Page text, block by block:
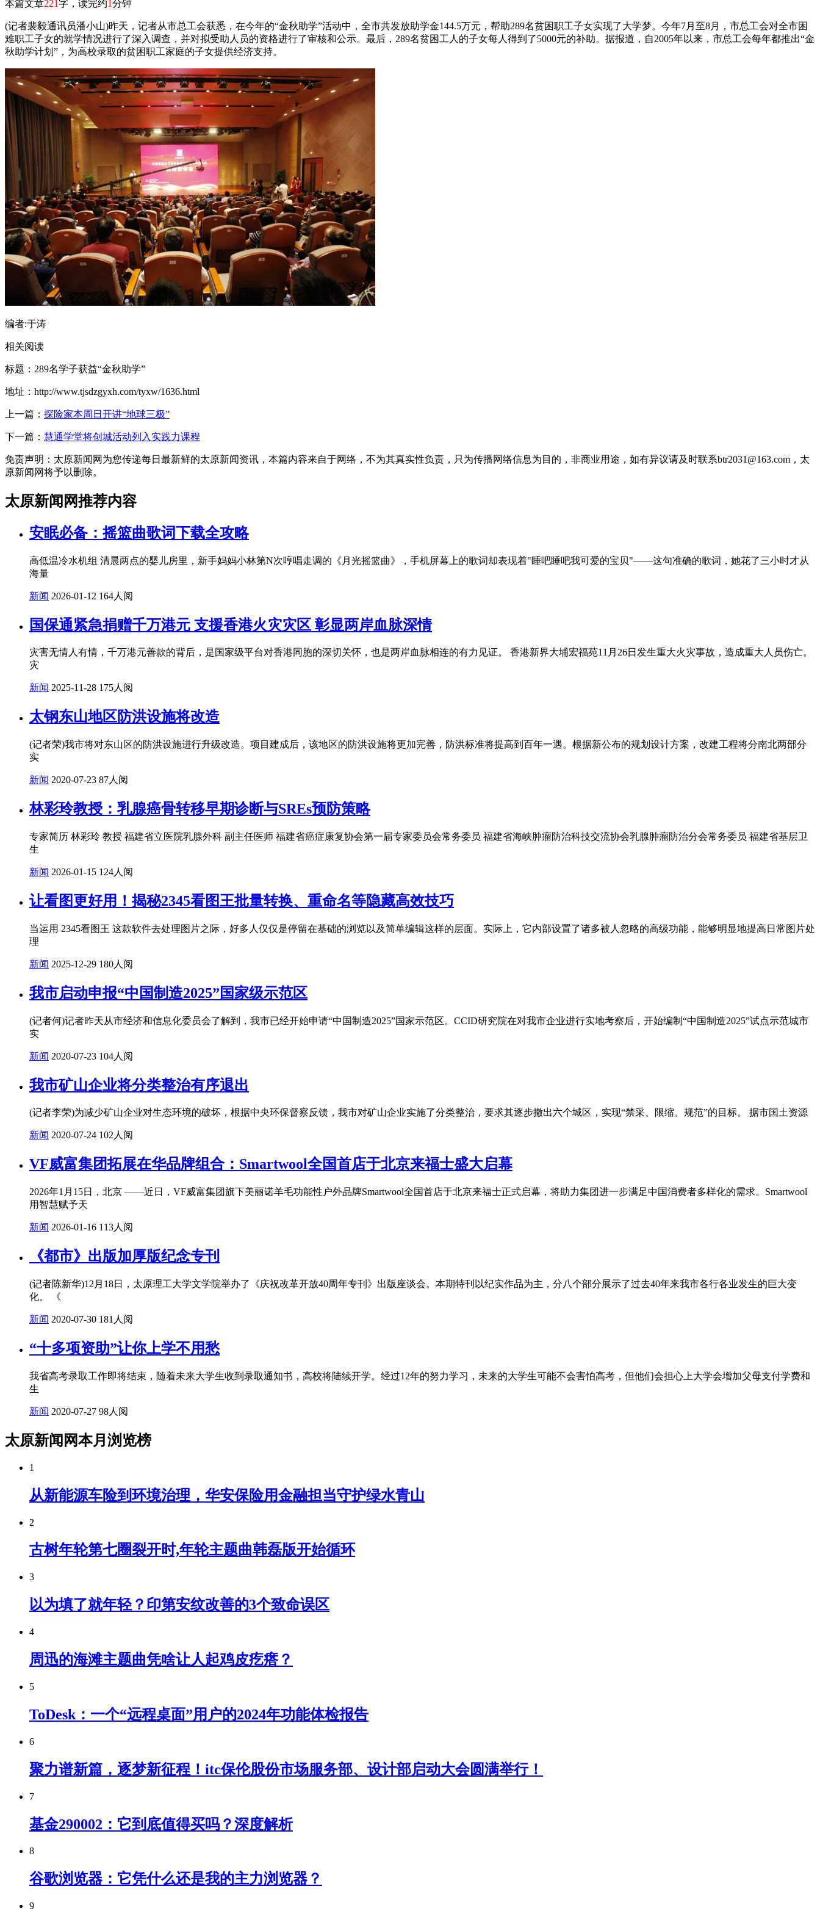
本篇文章221字，读完约1分钟
(记者裴毅通讯员潘小山)昨天，记者从市总工会获悉，在今年的“金秋助学”活动中，全市共发放助学金144.5万元，帮助289名贫困职工子女实现了大学梦。今年7月至8月，市总工会对全市困
难职工子女的就学情况进行了深入调查，并对拟受助人员的资格进行了审核和公示。最后，289名贫困工人的子女每人得到了5000元的补助。据报道，自2005年以来，市总工会每年都推出“金
秋助学计划”，为高校录取的贫困职工家庭的子女提供经济支持。
编者:于涛
相关阅读
标题：289名学子获益“金秋助学”
地址：http://www.tjsdzgyxh.com/tyxw/1636.html
上一篇： 探险家本周日开讲“地球三极”
下一篇： 慧通学堂将创城活动列入实践力课程
免责声明：太原新闻网为您传递每日最新鲜的太原新闻资讯，本篇内容来自于网络，不为其真实性负责，只为传播网络信息为目的，非商业用途，如有异议请及时联系btr2031@163.com，太
原新闻网将予以删除。
太原新闻网推荐内容
安眠必备：摇篮曲歌词下载全攻略
高低温冷水机组 清晨两点的婴儿房里，新手妈妈小林第N次哼唱走调的《月光摇篮曲》，手机屏幕上的歌词却表现着"睡吧睡吧我可爱的宝贝"——这句准确的歌词，她花了三小时才从
海量
新闻 2026-01-12 164人阅
国保通紧急捐赠千万港元 支援香港火灾灾区 彰显两岸血脉深情
灾害无情人有情，千万港元善款的背后，是国家级平台对香港同胞的深切关怀，也是两岸血脉相连的有力见证。 香港新界大埔宏福苑11月26日发生重大火灾事故，造成重大人员伤亡。
灾
新闻 2025-11-28 175人阅
太钢东山地区防洪设施将改造
(记者荣)我市将对东山区的防洪设施进行升级改造。项目建成后，该地区的防洪设施将更加完善，防洪标准将提高到百年一遇。根据新公布的规划设计方案，改建工程将分南北两部分
实
新闻 2020-07-23 87人阅
林彩玲教授：乳腺癌骨转移早期诊断与SREs预防策略
专家简历 林彩玲 教授 福建省立医院乳腺外科 副主任医师 福建省癌症康复协会第一届专家委员会常务委员 福建省海峡肿瘤防治科技交流协会乳腺肿瘤防治分会常务委员 福建省基层卫
生
新闻 2026-01-15 124人阅
让看图更好用！揭秘2345看图王批量转换、重命名等隐藏高效技巧
当运用 2345看图王 这款软件去处理图片之际，好多人仅仅是停留在基础的浏览以及简单编辑这样的层面。实际上，它内部设置了诸多被人忽略的高级功能，能够明显地提高日常图片处
理
新闻 2025-12-29 180人阅
我市启动申报“中国制造2025”国家级示范区
(记者何)记者昨天从市经济和信息化委员会了解到，我市已经开始申请“中国制造2025”国家示范区。CCID研究院在对我市企业进行实地考察后，开始编制“中国制造2025”试点示范城市
实
新闻 2020-07-23 104人阅
我市矿山企业将分类整治有序退出
(记者李荣)为减少矿山企业对生态环境的破坏，根据中央环保督察反馈，我市对矿山企业实施了分类整治，要求其逐步撤出六个城区，实现“禁采、限缩、规范”的目标。 据市国土资源
新闻 2020-07-24 102人阅
VF威富集团拓展在华品牌组合：Smartwool全国首店于北京来福士盛大启幕
2026年1月15日，北京 ——近日，VF威富集团旗下美丽诺羊毛功能性户外品牌Smartwool全国首店于北京来福士正式启幕，将助力集团进一步满足中国消费者多样化的需求。Smartwool
用智慧赋予天
新闻 2026-01-16 113人阅
《都市》出版加厚版纪念专刊
(记者陈新华)12月18日，太原理工大学文学院举办了《庆祝改革开放40周年专刊》出版座谈会。本期特刊以纪实作品为主，分八个部分展示了过去40年来我市各行各业发生的巨大变
化。 《
新闻 2020-07-30 181人阅
“十多项资助”让你上学不用愁
我省高考录取工作即将结束，随着未来大学生收到录取通知书，高校将陆续开学。经过12年的努力学习，未来的大学生可能不会害怕高考，但他们会担心上大学会增加父母支付学费和
生
新闻 2020-07-27 98人阅
太原新闻网本月浏览榜
1
从新能源车险到环境治理，华安保险用金融担当守护绿水青山
2
古树年轮第七圈裂开时,年轮主题曲韩磊版开始循环
3
以为填了就年轻？印第安纹改善的3个致命误区
4
周迅的海滩主题曲凭啥让人起鸡皮疙瘩？
5
ToDesk：一个“远程桌面”用户的2024年功能体检报告
6
聚力谱新篇，逐梦新征程！itc保伦股份市场服务部、设计部启动大会圆满举行！
7
基金290002：它到底值得买吗？深度解析
8
谷歌浏览器：它凭什么还是我的主力浏览器？
9